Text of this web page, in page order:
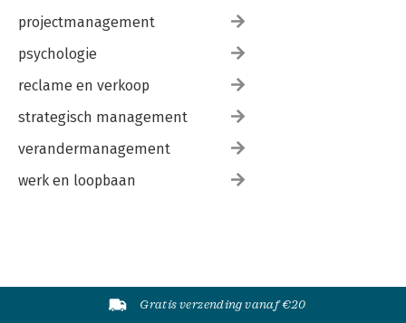
projectmanagement
psychologie
reclame en verkoop
strategisch management
verandermanagement
werk en loopbaan
Gratis verzending vanaf €20